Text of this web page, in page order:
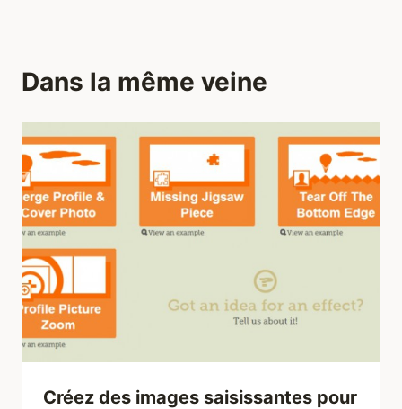
Dans la même veine
Créez des images saisissantes pour